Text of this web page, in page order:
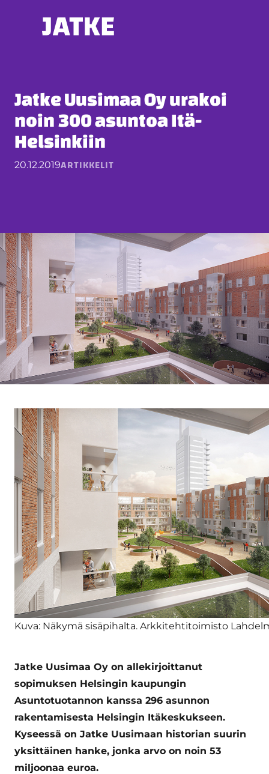
Jatke Uusimaa Oy urakoi
noin 300 asuntoa Itä-
Helsinkiin
20.12.2019ARTIKKELIT
Kuva: Näkymä sisäpihalta. Arkkitehtitoimisto
Jatke Uusimaa Oy on allekirjoittanut
sopimuksen Helsingin kaupungin
Asuntotuotannon kanssa 296 asunnon
rakentamisesta Helsingin Itäkeskukseen.
Kyseessä on Jatke Uusimaan historian suurin
yksittäinen hanke, jonka arvo on noin 53
miljoonaa euroa.